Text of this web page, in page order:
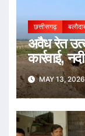
छत्तीसगढ़
अवैध रेत
कार्रवाई,
अवरुद्ध
MAY 13,